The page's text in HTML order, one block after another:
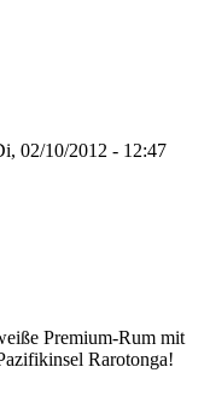
02/10/2012 - 12:47
Premium-Rum mit
Rarotonga!